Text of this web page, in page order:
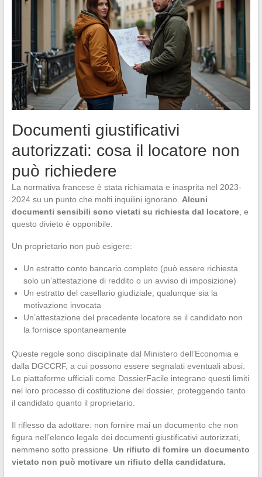
Documenti giustificativi
autorizzati: cosa il locatore non
può richiedere
La normativa francese è stata richiamata e inasprita nel 2023-
2024 su un punto che molti inquilini ignorano. Alcuni
documenti sensibili sono vietati su richiesta dal locatore, e
questo divieto è opponibile.
Un proprietario non può esigere:
Un estratto conto bancario completo (può essere richiesta
solo un’attestazione di reddito o un avviso di imposizione)
Un estratto del casellario giudiziale, qualunque sia la
motivazione invocata
Un’attestazione del precedente locatore se il candidato non
la fornisce spontaneamente
Queste regole sono disciplinate dal Ministero dell’Economia e
dalla DGCCRF, a cui possono essere segnalati eventuali abusi.
Le piattaforme ufficiali come DossierFacile integrano questi limiti
nel loro processo di costituzione del dossier, proteggendo tanto
il candidato quanto il proprietario.
Il riflesso da adottare: non fornire mai un documento che non
figura nell’elenco legale dei documenti giustificativi autorizzati,
nemmeno sotto pressione. Un rifiuto di fornire un documento
vietato non può motivare un rifiuto della candidatura.